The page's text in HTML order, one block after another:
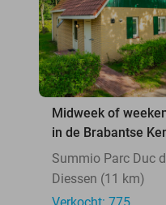
Midweek of
in de Brabantse
Summio Parc Duc
Diessen (11 km)